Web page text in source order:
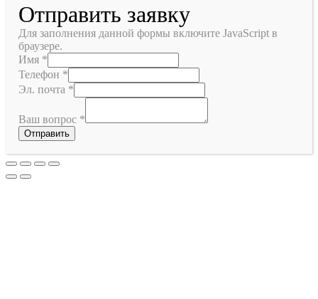
Отправить заявку
Для заполнения данной формы включите JavaScript в
браузере.
Имя *
Телефон *
Эл. почта *
Ваш вопрос *
Отправить